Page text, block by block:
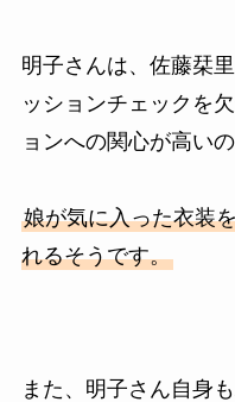
明子さんは、佐藤栞
ッションチェックを
ョンへの関心が高いの
娘が気に入った衣装
れるそうです。
また、明子さん自身